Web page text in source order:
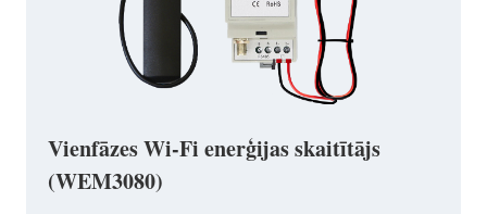
Vienfāzes Wi-Fi enerģijas skaitītājs
(WEM3080)